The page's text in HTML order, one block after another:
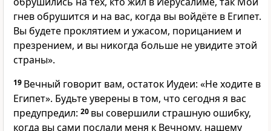
гнев обрушится и на вас, когда вы войдёте в Египет.
Вы будете проклятием и ужасом, порицанием и
презрением, и вы никогда больше не увидите этой
страны».
19 Вечный говорит вам, остаток Иудеи: «Не ходите в
Египет». Будьте уверены в том, что сегодня я вас
предупредил: 20 вы совершили страшную ошибку,
когда вы сами послали меня к Вечному, нашему